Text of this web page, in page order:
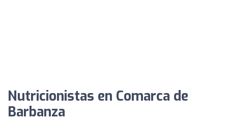
Nutricionistas en Comarca de
Barbanza